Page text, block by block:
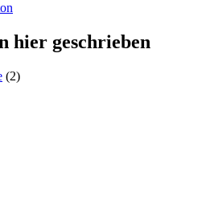
hier geschrieben
(2)